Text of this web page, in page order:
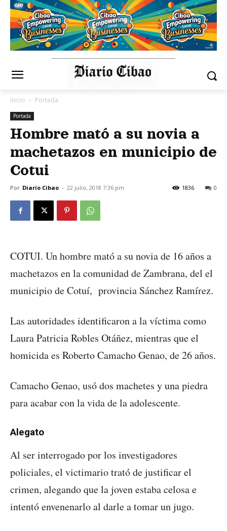
Inicio Portada
Portada
Hombre mató a su novia a
machetazos en municipio de
Cotui
Por Diario Cibao - 22 julio, 2018 7:36 pm 0
1836
COTUI. Un hombre mató a su novia de 16 años a
machetazos en la comunidad de Zambrana, del el
municipio de Cotuí, provincia Sánchez Ramírez.
Las autoridades identificaron a la víctima como
Laura Patricia Robles Otáñez, mientras que el
homicida es Roberto Camacho Genao, de 26 años.
Camacho Genao, usó dos machetes y una piedra
para acabar con la vida de la adolescente.
Alegato
Al ser interrogado por los investigadores
policiales, el victimario trató de justificar el
crimen, alegando que la joven estaba celosa e
intentó envenenarlo al darle a tomar un jugo.